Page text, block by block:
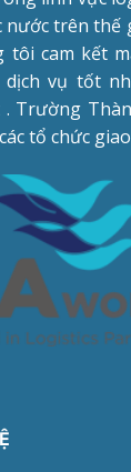
nước trên thế
tôi cam kết
vụ tốt
Trường
tổ chức